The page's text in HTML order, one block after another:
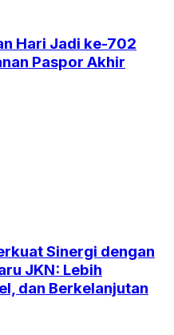
Hari Jadi ke-702
Paspor Akhir
Sinergi dengan
JKN: Lebih
dan Berkelanjutan